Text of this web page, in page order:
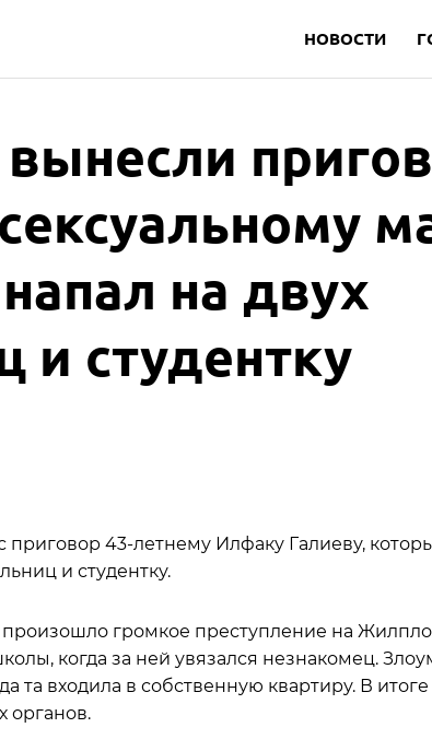
НОВОСТИ
на двух
и студентку
приговор 43-летнему Илфаку Галиеву,
и студентку.
произошло громкое преступление на
когда за ней увязался незнакомец.
та входила в собственную квартиру. В
органов.